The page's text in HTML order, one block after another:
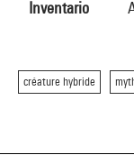
Inventario
créature hybride